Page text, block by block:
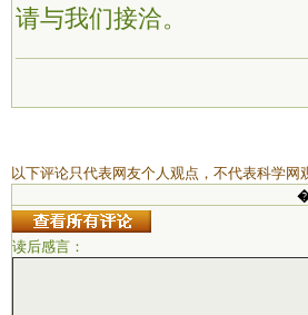
请与我们接洽。
以下评论只代表网友个人观点，不代表科学网
读后感言：